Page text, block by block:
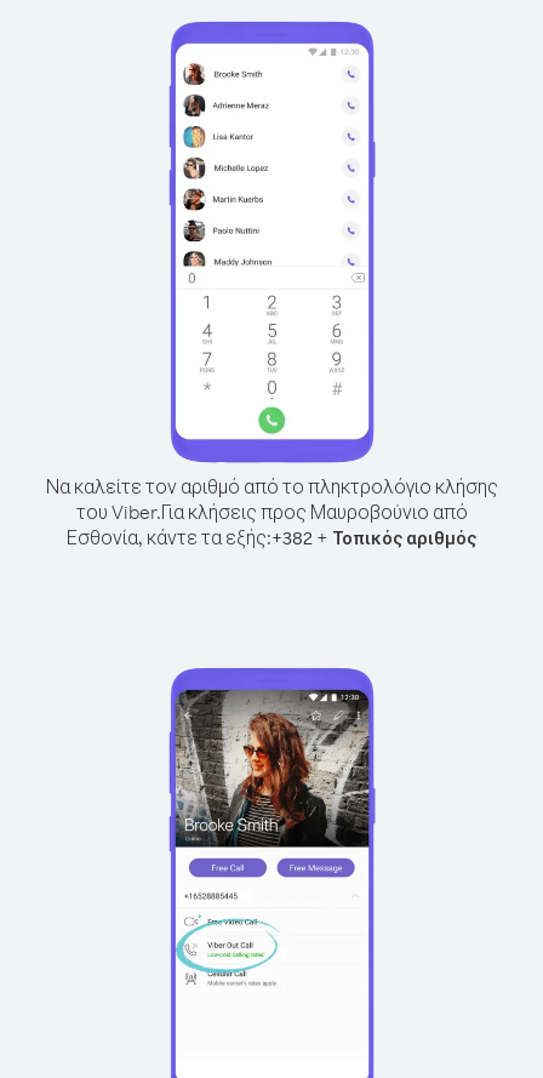
Να καλείτε τον αριθμό από το πληκτρολόγιο κλήσης
του Viber.Για κλήσεις προς Μαυροβούνιο από
Εσθονία, κάντε τα εξής:+382 + Τοπικός αριθμός